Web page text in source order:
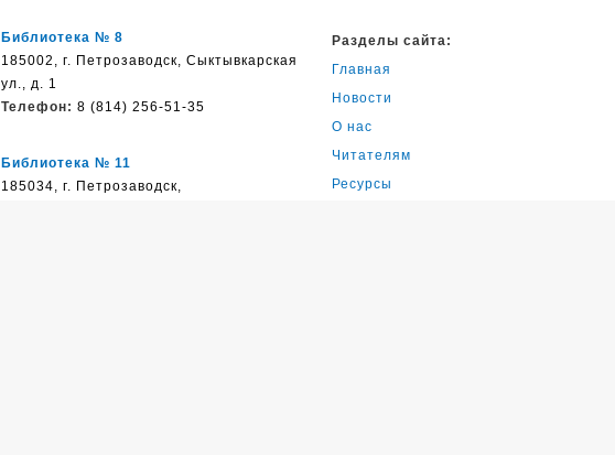
Библиотека № 8
185002, г. Петрозаводск, Сыктывкарская
ул., д. 1
Телефон: 8 (814) 256-51-35
Библиотека № 11
185034, г. Петрозаводск,
Разделы сайта:
Главная
Новости
О нас
Читателям
Ресурсы